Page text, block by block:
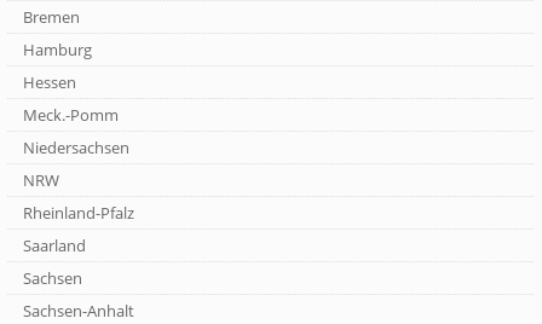
Bremen
Hamburg
Hessen
Meck.-Pomm
Niedersachsen
NRW
Rheinland-Pfalz
Saarland
Sachsen
Sachsen-Anhalt